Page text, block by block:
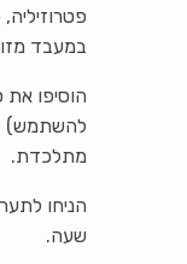
במעבד
הוסיפו
להשתמש)
מתלכדת.
הניחו
שעה.